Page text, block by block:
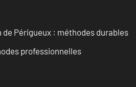
Périgueux : méthodes durables
professionnelles